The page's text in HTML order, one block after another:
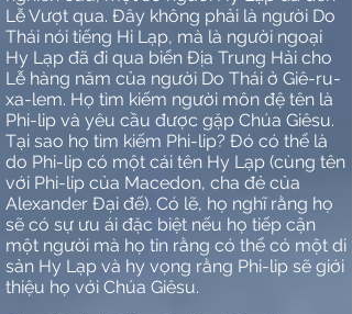
Lễ Vượt qua. Đây không phải là người Do
Thái nói tiếng Hi Lạp, mà là người ngoại
Hy Lạp đã đi qua biển Địa Trung Hải cho
Lễ hàng năm của người Do Thái ở Giê-ru-
xa-lem. Họ tìm kiếm người môn đệ tên là
Phi-lip và yêu cầu được gặp Chúa Giêsu.
Tại sao họ tìm kiếm Phi-lip? Đó có thể là
do Phi-lip có một cái tên Hy Lạp (cùng tên
với Phi-lip của Macedon, cha đẻ của
Alexander Đại đế). Có lẽ, họ nghĩ rằng họ
sẽ có sự ưu ái đặc biệt nếu họ tiếp cận
một người mà họ tin rằng có thể có một di
sản Hy Lạp và hy vọng rằng Phi-lip sẽ giới
thiệu họ với Chúa Giêsu.